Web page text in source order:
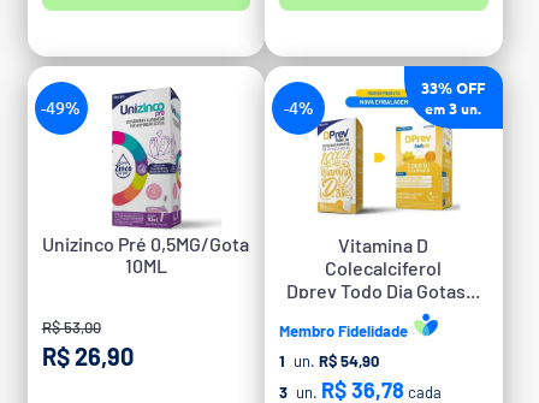
-49%
Unizinco Pré 0,5MG/Gota
10ML
R$ 53,00
R$ 26,90
33% OFF
em3un.
-4%
Vitamina D
Colecalciferol
Dprev Todo Dia Gotas...
Membro Fidelidade
1 un. R$ 54,90
3 un. R$ 36,78 cada